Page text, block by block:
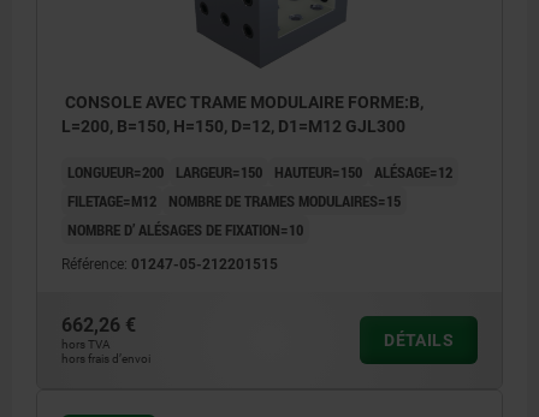
CONSOLE AVEC TRAME MODULAIRE FORME:B,
L=200, B=150, H=150, D=12, D1=M12 GJL300
LONGUEUR=200 LARGEUR=150 HAUTEUR=150 ALÉSAGE=12
FILETAGE=M12
NOMBRE DE TRAMES MODULAIRES=15
NOMBRE D’ ALÉSAGES DE FIXATION=10
Référence: 01247-05-212201515
662,26 €
hors TVA
hors frais d’envoi
DÉTAILS